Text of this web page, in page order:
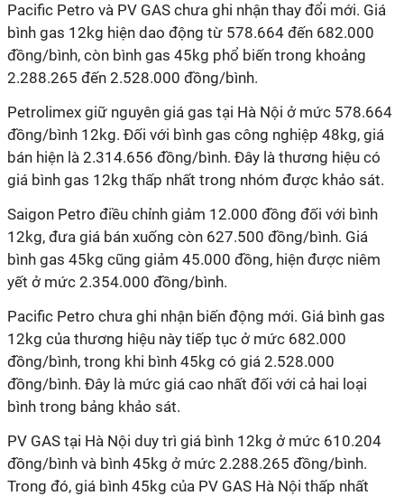
Pacific Petro và PV GAS chưa ghi nhận thay đổi mới. Giá
bình gas 12kg hiện dao động từ 578.664 đến 682.000
đồng/bình, còn bình gas 45kg phổ biến trong khoảng
2.288.265 đến 2.528.000 đồng/bình.
Petrolimex giữ nguyên giá gas tại Hà Nội ở mức 578.664
đồng/bình 12kg. Đối với bình gas công nghiệp 48kg, giá
bán hiện là 2.314.656 đồng/bình. Đây là thương hiệu có
giá bình gas 12kg thấp nhất trong nhóm được khảo sát.
Saigon Petro điều chỉnh giảm 12.000 đồng đối với bình
12kg, đưa giá bán xuống còn 627.500 đồng/bình. Giá
bình gas 45kg cũng giảm 45.000 đồng, hiện được niêm
yết ở mức 2.354.000 đồng/bình.
Pacific Petro chưa ghi nhận biến động mới. Giá bình gas
12kg của thương hiệu này tiếp tục ở mức 682.000
đồng/bình, trong khi bình 45kg có giá 2.528.000
đồng/bình. Đây là mức giá cao nhất đối với cả hai loại
bình trong bảng khảo sát.
PV GAS tại Hà Nội duy trì giá bình 12kg ở mức 610.204
đồng/bình và bình 45kg ở mức 2.288.265 đồng/bình.
Trong đó, giá bình 45kg của PV GAS Hà Nội thấp nhất